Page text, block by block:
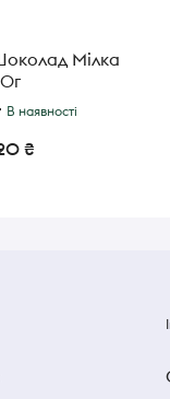
Мілка цілий
В наявності
₴